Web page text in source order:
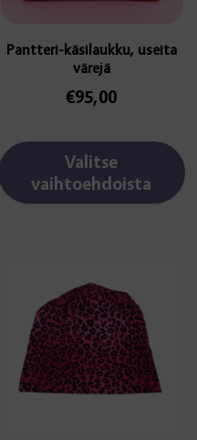
Pantteri-käsilaukku, useita
värejä
€95,00
Valitse
vaihtoehdoista